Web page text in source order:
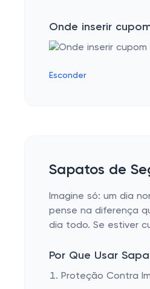
Onde inserir
Esconder
Sapatos de
Imagine só: um dia
pense na diferença
dia todo. Se estiver
Por Que Usar
Proteção Contra